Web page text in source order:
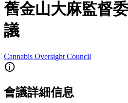
舊金山大麻監督
議
Cannabis Oversight Council
會議詳細信息